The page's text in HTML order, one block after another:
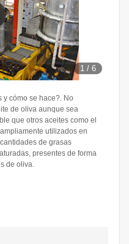
1 /6
y cómo se hace?. No
de oliva aunque sea
que otros aceites como el
utilizados en
de grasas
presentes de forma
de oliva.